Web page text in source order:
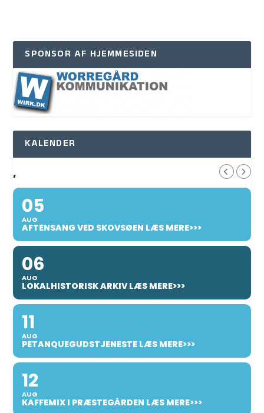
SPONSOR AF HJEMMESIDEN
KALENDER
,
05
AUG
AFTENSANG VED SKOVSØEN LÆS MERE>>>
06
AUG
LOKALHISTORISK ARKIV LÆS MERE>>>
11
AUG
PETANQUEGUDSTJENESTE LÆS MERE>>>
12
AUG
KAFFEMIX I PRÆSTEGÅRDEN LÆS MERE>>>